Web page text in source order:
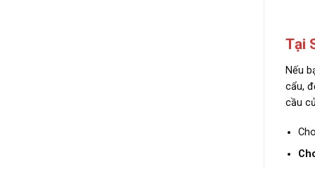
Tại
Nếu
cẩu,
cầu